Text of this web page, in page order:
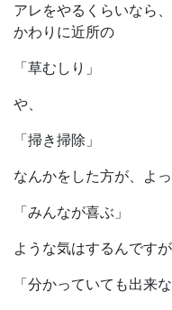
アレをやるくらいなら、
かわりに近所の
「草むしり」
や、
「掃き掃除」
なんかをした方が、よ
「みんなが喜ぶ」
ような気はするんです
「分かっていても出来な